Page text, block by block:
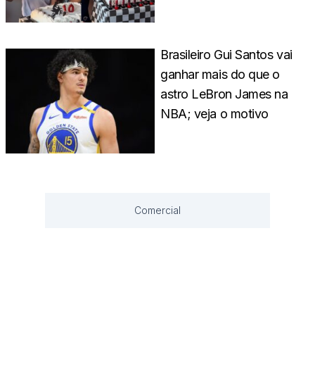
Brasileiro Gui Santos vai
ganhar mais do que o
astro LeBron James na
NBA; veja o motivo
Comercial